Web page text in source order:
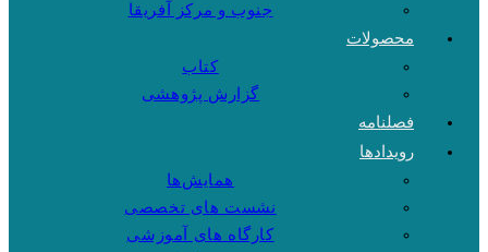
جنوب و مرکز آفریقا
محصولات
کتاب
گزارش پژوهشی
فصلنامه
رویدادها
همایش‌ها
نشست های تخصصی
کارگاه های آموزشی